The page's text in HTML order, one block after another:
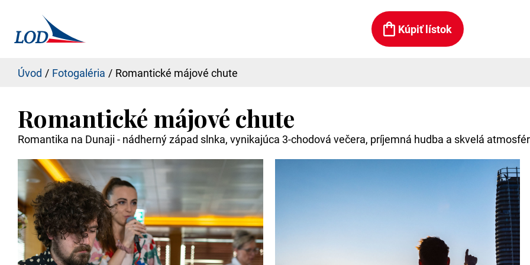
Kúpiť lístok
Úvod Fotogaléria Romantické májové chute
Romantické májové chute
Romantika na Dunaji - nádherný západ slnka, vynikajúca 3-chodová večera, príjemná hudba a skvelá